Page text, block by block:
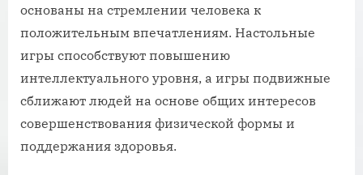
основаны на стремлении человека к
положительным впечатлениям. Настольные
игры способствуют повышению
интеллектуального уровня, а игры подвижные
сближают людей на основе общих интересов
совершенствования физической формы и
поддержания здоровья.